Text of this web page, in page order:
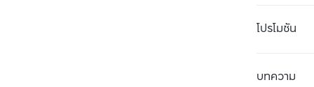
โปรโมชัน
บทความ